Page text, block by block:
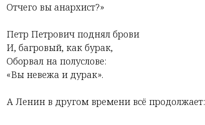
Отчего вы анархист?»
Петр Петрович поднял брови
И, багровый, как бурак,
Оборвал на полуслове:
«Вы невежа и дурак».
А Ленин в другом времени всё продолжает: